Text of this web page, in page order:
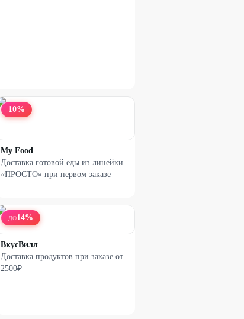
10%
My Food
Доставка готовой еды из линейки
«ПРОСТО» при первом заказе
ДО14%
ВкусВилл
Доставка продуктов при заказе от
2500₽